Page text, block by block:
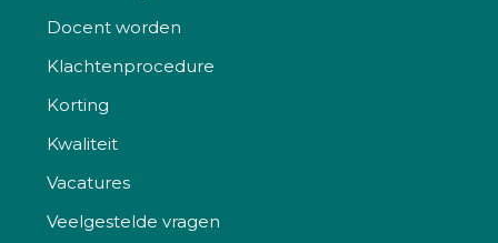
Docent worden
Klachtenprocedure
Korting
Kwaliteit
Vacatures
Veelgestelde vragen